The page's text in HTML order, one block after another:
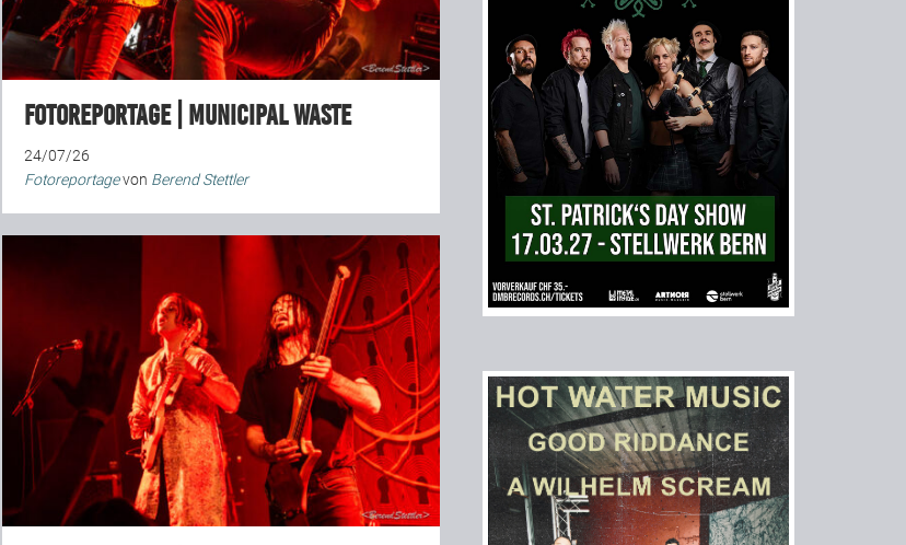
Fotoreportage | Municipal Waste
24/07/26
Fotoreportagevon Berend Stettler